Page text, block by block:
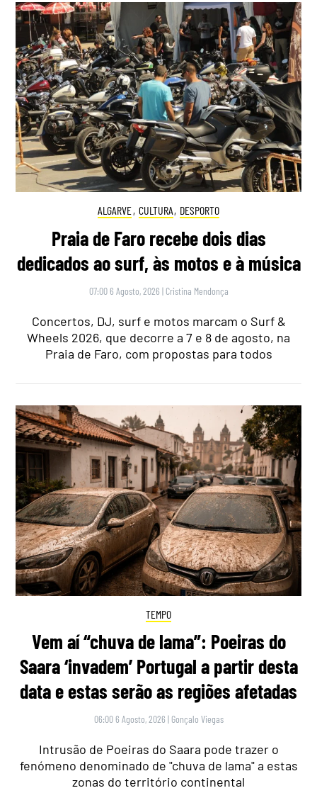
ALGARVE, CULTURA, DESPORTO
Praia de Faro recebe dois dias
dedicados ao surf, às motos e à música
07:00 6 Agosto, 2026 | Cristina Mendonça
Concertos, DJ, surf e motos marcam o Surf &
Wheels 2026, que decorre a 7 e 8 de agosto, na
Praia de Faro, com propostas para todos
TEMPO
Vem aí “chuva de lama”: Poeiras do
Saara ‘invadem’ Portugal a partir desta
data e estas serão as regiões afetadas
06:00 6 Agosto, 2026 | Gonçalo Viegas
Intrusão de Poeiras do Saara pode trazer o
fenómeno denominado de "chuva de lama" a estas
zonas do território continental